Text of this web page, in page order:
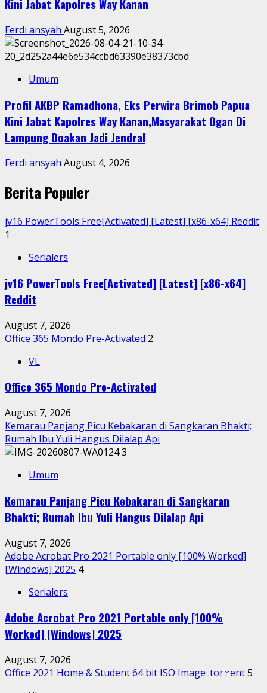
Kini Jabat Kapolres Way Kanan
Ferdi ansyah August 5, 2026
Umum
Profil AKBP Ramadhona, Eks Perwira Brimob Papua
Kini Jabat Kapolres Way Kanan,Masyarakat Ogan Di
Lampung Doakan Jadi Jendral
Ferdi ansyah August 4, 2026
Berita Populer
jv16 PowerTools Free[Activated] [Latest] [x86-x64] Reddit
1
Serialers
jv16 PowerTools Free[Activated] [Latest] [x86-x64]
Reddit
August 7, 2026
Office 365 Mondo Pre-Activated 2
VL
Office 365 Mondo Pre-Activated
August 7, 2026
Kemarau Panjang Picu Kebakaran di Sangkaran Bhakti;
Rumah Ibu Yuli Hangus Dilalap Api
3
Umum
Kemarau Panjang Picu Kebakaran di Sangkaran
Bhakti; Rumah Ibu Yuli Hangus Dilalap Api
August 7, 2026
Adobe Acrobat Pro 2021 Portable only [100% Worked]
[Windows] 2025 4
Serialers
Adobe Acrobat Pro 2021 Portable only [100%
Worked] [Windows] 2025
August 7, 2026
Office 2021 Home & Student 64 bit ISO Image .tоr𝚛еnt5